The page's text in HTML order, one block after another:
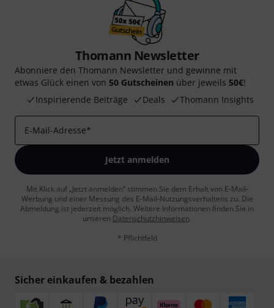
Thomann Newsletter
Abonniere den Thomann Newsletter und gewinne mit
etwas Glück einen von 50 Gutscheinen über jeweils 50€!
Inspirierende Beiträge
Deals Thomann Insights
E-Mail-Adresse*
Jetzt anmelden
Mit Klick auf „Jetzt anmelden“ stimmen Sie dem Erhalt von E-Mail-
Werbung und einer Messung des E-Mail-Nutzungsverhaltens zu. Die
Abmeldung ist jederzeit möglich. Weitere Informationen finden Sie in
unseren Datenschutzhinweisen.
* Pflichtfeld
Sicher einkaufen & bezahlen